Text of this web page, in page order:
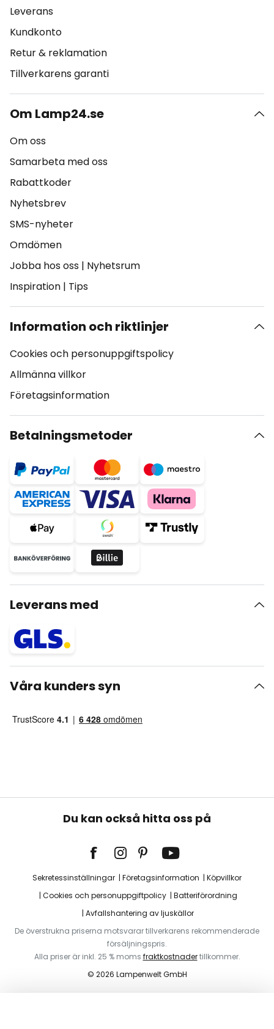
Leverans
Kundkonto
Retur & reklamation
Tillverkarens garanti
Om Lamp24.se
Om oss
Samarbeta med oss
Rabattkoder
Nyhetsbrev
SMS-nyheter
Omdömen
Jobba hos oss | Nyhetsrum
Inspiration | Tips
Information och riktlinjer
Cookies och personuppgiftspolicy
Allmänna villkor
Företagsinformation
Betalningsmetoder
Leverans med
Våra kunders syn
Du kan också hitta oss på
Sekretessinställningar Företagsinformation
Köpvillkor
Cookies och personuppgiftpolicy
Batteriförordning
Avfallshantering av ljuskällor
De överstrukna priserna motsvarar tillverkarens rekommenderade
försäljningspris.
Alla priser är inkl. 25 % moms fraktkostnadertillkommer.
© 2026 Lampenwelt GmbH